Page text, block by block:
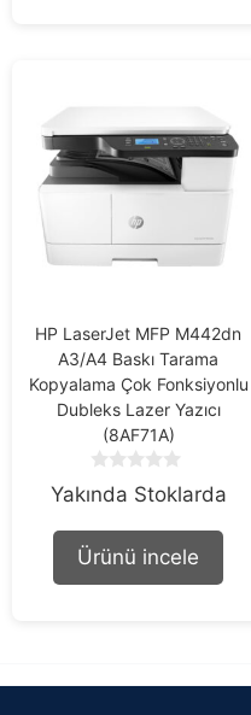
HP LaserJet MFP M442dn
A3/A4 Baskı Tarama
Kopyalama Çok Fonksiyonlu
Dubleks Lazer Yazıcı
(8AF71A)
o
o
f
Yakında Stoklarda
Ürünü incele